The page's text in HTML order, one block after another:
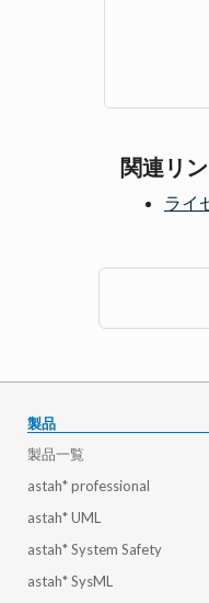
関連リ
ライ
製品
製品一覧
astah* professional
astah* UML
astah* System Safety
astah* SysML